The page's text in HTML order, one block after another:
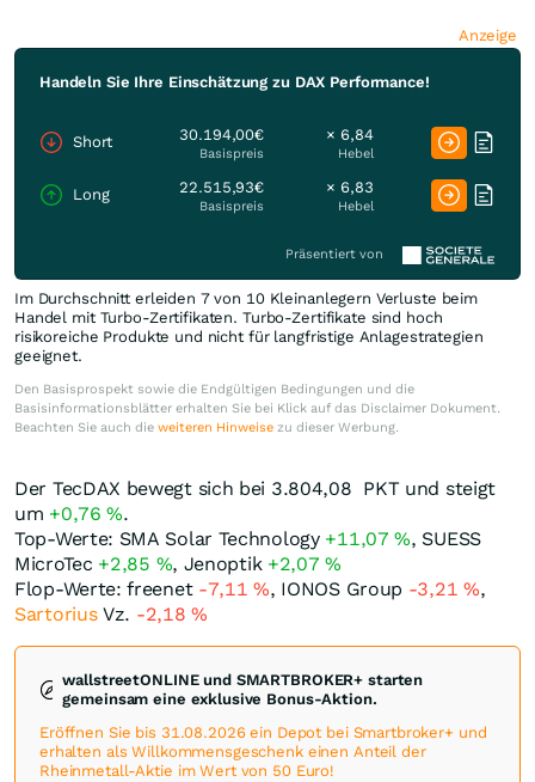
Anzeige
Handeln Sie Ihre Einschätzung zu DAX Performance!
Short 30.194,00€
Basispreis
× 6,84
Hebel
Long 22.515,93€
Basispreis
× 6,83
Hebel
Präsentiert von
Im Durchschnitt erleiden 7 von 10 Kleinanlegern Verluste beim
Handel mit Turbo-Zertifikaten. Turbo-Zertifikate sind hoch
risikoreiche Produkte und nicht für langfristige Anlagestrategien
geeignet.
Den Basisprospekt sowie die Endgültigen Bedingungen und die
Basisinformationsblätter erhalten Sie bei Klick auf das Disclaimer Dokument.
Beachten Sie auch die weiteren Hinweise zu dieser Werbung.
Der TecDAX bewegt sich bei 3.804,08 PKTund steigt
um +0,76%.
Top-Werte: SMA Solar Technology +11,07%, SUESS
MicroTec +2,85 %, Jenoptik +2,07%
Flop-Werte: freenet -7,11%, IONOS Group -3,21 %,
SartoriusVz. -2,18%
wallstreetONLINE und SMARTBROKER+ starten
gemeinsam eine exklusive Bonus-Aktion.
Eröffnen Sie bis 31.08.2026 ein Depot bei Smartbroker+ und
erhalten als Willkommensgeschenk einen Anteil der
Rheinmetall-Aktie im Wert von 50 Euro!